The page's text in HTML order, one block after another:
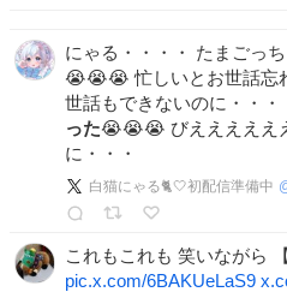
にゃる・・・・ たまごっ
😭😭😭 忙しいとお世話忘
世話もできないのに・・・
った😭😭😭 びえええええ
に・・・
白猫にゃる🐈🤍初配信準備中
これもこれも 笑いながら 【
pic.x.com/6BAKUeLaS9